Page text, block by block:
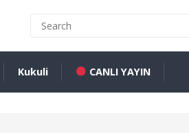
Kukuli CANLI YAYIN